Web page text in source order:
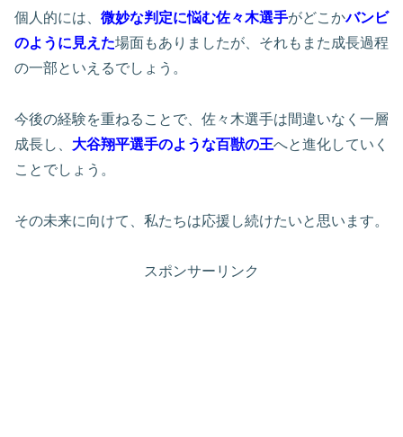
個人的には、 微妙な判定に悩む佐々木選手がどこかバンビ
のように見えた場面もありましたが、それもまた成長過程
の一部といえるでしょう。
今後の経験を重ねることで、佐々木選手は間違いなく一層
成長し、 大谷翔平選手のような百獣の王へと進化していく
ことでしょう。
その未来に向けて、私たちは応援し続けたいと思います。
スポンサーリンク